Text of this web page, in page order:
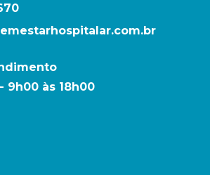
9h00 às 18h00